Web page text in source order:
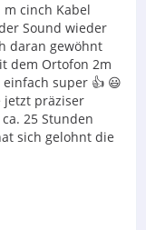
m cinch Kabel
Sound wieder
daran gewöhnt
dem Ortofon 2m
super 👍 😃
jetzt präziser
25 Stunden
sich gelohnt die